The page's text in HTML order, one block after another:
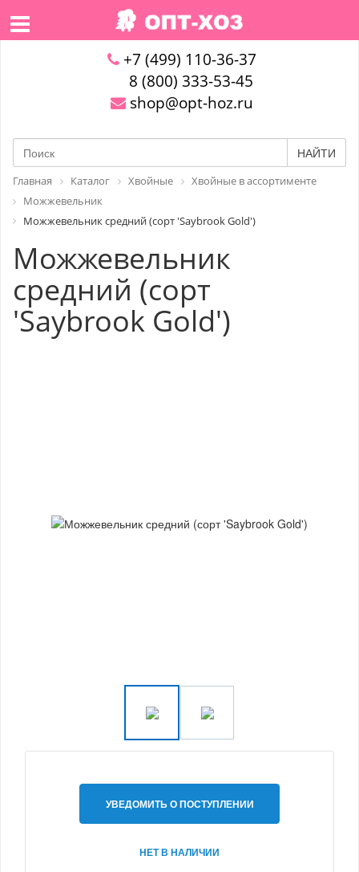
+7 (499) 110-36-37
8 (800) 333-53-45
shop@opt-hoz.ru
НАЙТИ
Главная Каталог Хвойные
Хвойные в ассортименте
Можжевельник
Можжевельник средний (сорт 'Saybrook Gold')
Можжевельник
средний (сорт
'Saybrook Gold')
УВЕДОМИТЬ О ПОСТУПЛЕНИИ
НЕТ В НАЛИЧИИ